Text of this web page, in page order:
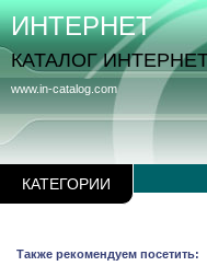
КАТЕГОРИИ
www.in-catalog.com
ИНТЕРНЕТ
КАТАЛОГ
Также рекомендуем посетить: